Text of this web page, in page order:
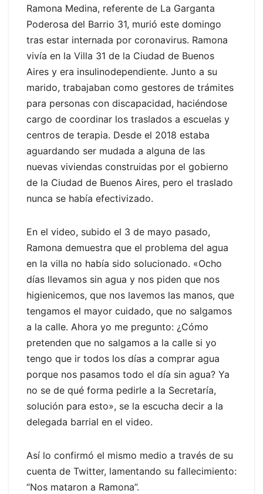
Ramona Medina, referente de La Garganta
Poderosa del Barrio 31, murió este domingo
tras estar internada por coronavirus. Ramona
vivía en la Villa 31 de la Ciudad de Buenos
Aires y era insulinodependiente. Junto a su
marido, trabajaban como gestores de trámites
para personas con discapacidad, haciéndose
cargo de coordinar los traslados a escuelas y
centros de terapia. Desde el 2018 estaba
aguardando ser mudada a alguna de las
nuevas viviendas construidas por el gobierno
de la Ciudad de Buenos Aires, pero el traslado
nunca se había efectivizado.
En el video, subido el 3 de mayo pasado,
Ramona demuestra que el problema del agua
en la villa no había sido solucionado. «Ocho
días llevamos sin agua y nos piden que nos
higienicemos, que nos lavemos las manos, que
tengamos el mayor cuidado, que no salgamos
a la calle. Ahora yo me pregunto: ¿Cómo
pretenden que no salgamos a la calle si yo
tengo que ir todos los días a comprar agua
porque nos pasamos todo el día sin agua? Ya
no se de qué forma pedirle a la Secretaría,
solución para esto», se la escucha decir a la
delegada barrial en el video.
Así lo confirmó el mismo medio a través de su
cuenta de Twitter, lamentando su fallecimiento:
“Nos mataron a Ramona”.